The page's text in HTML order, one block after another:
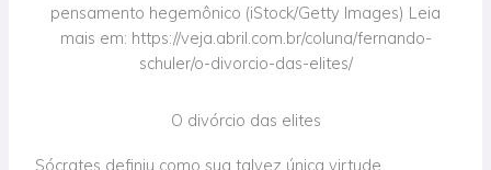
pensamento hegemônico (iStock/Getty Images) Leia
mais em: https://veja.abril.com.br/coluna/fernando-
schuler/o-divorcio-das-elites/
O divórcio das elites
Sócrates definiu como sua talvez única virtude